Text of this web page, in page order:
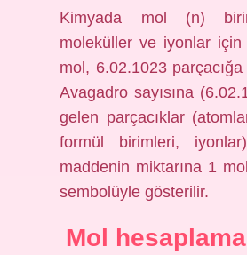
Kimyada mol (n)
moleküller ve iyonlar için
mol, 6.02.1023 parçacığa
Avagadro sayısına
gelen parçacıklar
formül birimleri,
maddenin miktarına 1
sembolüyle gösterilir.
Mol